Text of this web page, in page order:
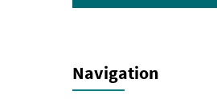
Navigation